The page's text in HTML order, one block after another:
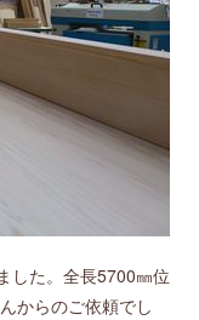
した。全長5700㎜位
からのご依頼でし